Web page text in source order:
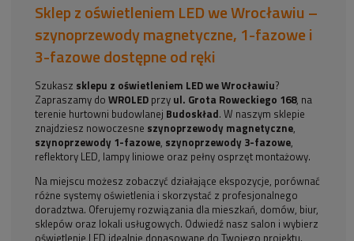
Sklep z oświetleniem LED we Wrocławiu –
szynoprzewody magnetyczne, 1-fazowe i
3-fazowe dostępne od ręki
Szukasz sklepu z oświetleniem LED we Wrocławiu?
Zapraszamy doWROLED przy ul. Grota Roweckiego 168, na
terenie hurtowni budowlanej Budoskład. W naszym sklepie
znajdziesz nowoczesne szynoprzewody magnetyczne,
szynoprzewody 1-fazowe, szynoprzewody 3-fazowe,
reflektory LED, lampy liniowe oraz pełny osprzęt montażowy.
Na miejscu możesz zobaczyć działające ekspozycje, porównać
różne systemy oświetlenia i skorzystać z profesjonalnego
doradztwa. Oferujemy rozwiązania dla mieszkań, domów, biur,
sklepów oraz lokali usługowych. Odwiedź nasz salon i wybierz